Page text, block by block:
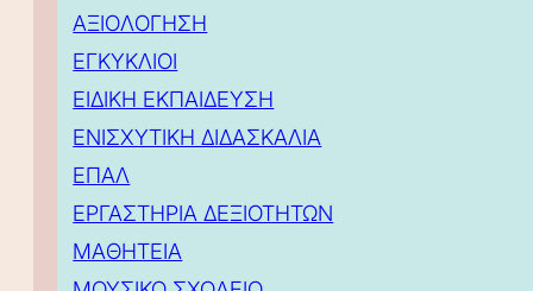
ΑΞΙΟΛΟΓΗΣΗ
ΕΓΚΥΚΛΙΟΙ
ΕΙΔΙΚΗ ΕΚΠΑΙΔΕΥΣΗ
ΕΝΙΣΧΥΤΙΚΗ ΔΙΔΑΣΚΑΛΙΑ
ΕΠΑΛ
ΕΡΓΑΣΤΗΡΙΑ ΔΕΞΙΟΤΗΤΩΝ
ΜΑΘΗΤΕΙΑ